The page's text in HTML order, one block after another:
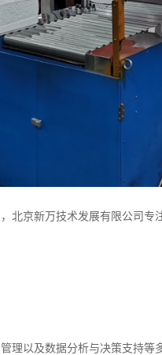
北京新万技术发展有限公司
理以及数据分析与决策支持等